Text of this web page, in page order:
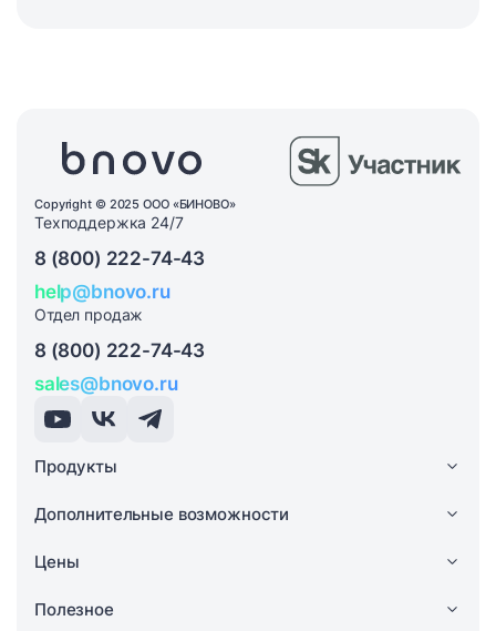
Copyright © 2025 ООО «БИНОВО»
Техподдержка 24/7
8 (800) 222-74-43
help@bnovo.ru
Отдел продаж
8 (800) 222-74-43
sales@bnovo.ru
Продукты
Дополнительные возможности
Цены
Полезное